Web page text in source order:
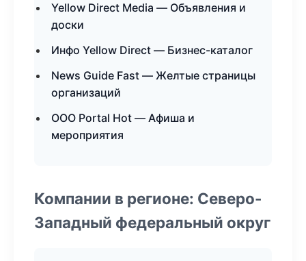
Yellow Direct Media — Объявления и
доски
Инфо Yellow Direct — Бизнес-каталог
News Guide Fast — Желтые страницы
организаций
ООО Portal Hot — Афиша и
мероприятия
Компании в регионе: Северо-
Западный федеральный округ